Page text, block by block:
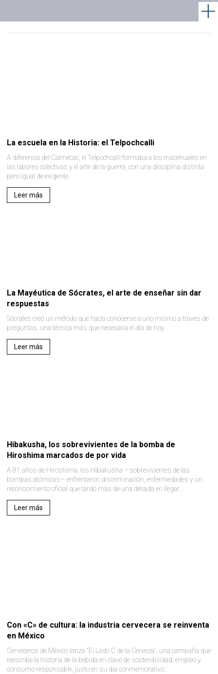
La escuela en la Historia: el Telpochcalli
A diferencia del Calmécac, el Telpochcalli formaba a los macehuales en
las labores colectivas y el arte de la guerra, con una disciplina distinta
pero igual de exigente..
Leer más
La Mayéutica de Sócrates, el arte de enseñar sin dar
respuestas
Sócrates creó un método que hacía conocerse a uno mismo a través de
preguntas, una técnica más que necesaria el día de hoy. .
Leer más
Hibakusha, los sobrevivientes de la bomba de
Hiroshima marcados de por vida
A 81 años de Hiroshima, los Hibakusha —sobrevivientes de las
bombas atómicas— enfrentaron discriminación, enfermedades y un
reconocimiento oficial que tardó más de una década en llegar..
Leer más
Con «C» de cultura: la industria cervecera se reinventa
en México
Cerveceros de México lanza "El Lado C de la Cerveza", una campaña que
reescribe la historia de la bebida en clave de sostenibilidad, empleo y
consumo responsable, justo en su día conmemorativo..